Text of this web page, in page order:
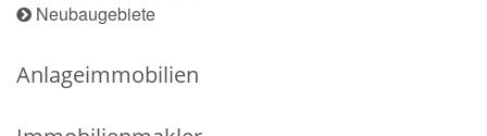
Neubaugebiete
Anlageimmobilien